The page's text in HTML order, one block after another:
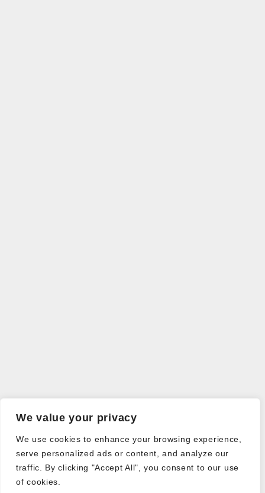
We value your privacy
We use cookies to enhance your browsing experience,
serve personalized ads or content, and analyze our
traffic. By clicking "Accept All", you consent to our use
of cookies.